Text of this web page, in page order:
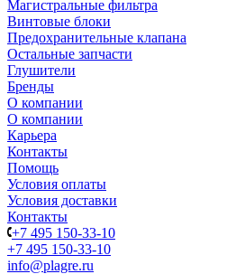
Магистральные фильтра
Винтовые блоки
Предохранительные клапана
Остальные запчасти
Глушители
Бренды
О компании
О компании
Карьера
Контакты
Помощь
Условия оплаты
Условия доставки
Контакты
+7 495 150-33-10
+7 495 150-33-10
info@plagre.ru